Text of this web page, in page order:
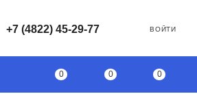
+7 (4822) 45-29-77 ВОЙТИ
0 0 0